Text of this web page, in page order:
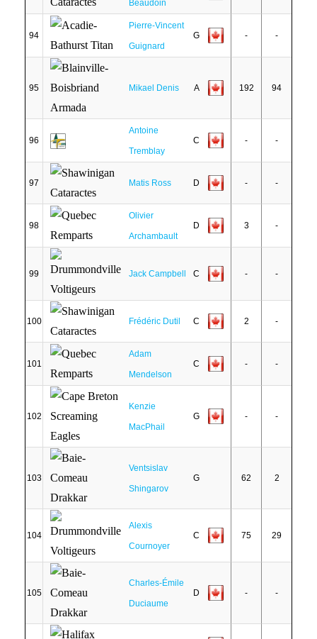
Beaudoin
94
Pierre-Vincent
Guignard
G - -
95 Mikael Denis A 192 94
96
Antoine
Tremblay
C - -
97 Matis Ross D - -
98
Olivier
Archambault
D 3 -
99 Jack Campbell C - -
100 Frédéric Dutil C 2 -
101
Adam
Mendelson
C - -
102
Kenzie
MacPhail
G - -
103
Ventsislav
Shingarov
G 62 2
104
Alexis
Cournoyer
C 75 29
105
Charles-Émile
Duciaume
D - -